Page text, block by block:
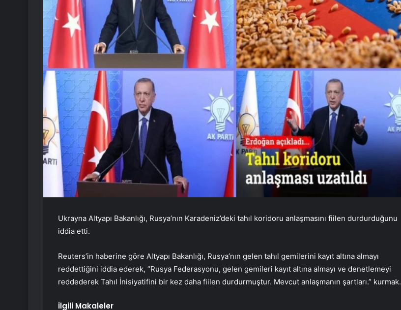
Ukrayna Altyapı Bakanlığı, Rusya’nın Karadeniz’deki tahıl koridoru anlaşmasını fiilen durdurduğunu
iddia etti.
Reuters’in haberine göre Altyapı Bakanlığı, Rusya’nın gelen tahıl gemilerini kayıt altına almayı
reddettiğini iddia ederek, “Rusya Federasyonu, gelen gemileri kayıt altına almayı ve denetlemeyi
reddederek Tahıl İnisiyatifini bir kez daha fiilen durdurmuştur. Mevcut anlaşmanın şartları.” kurmak.
İlgili Makaleler